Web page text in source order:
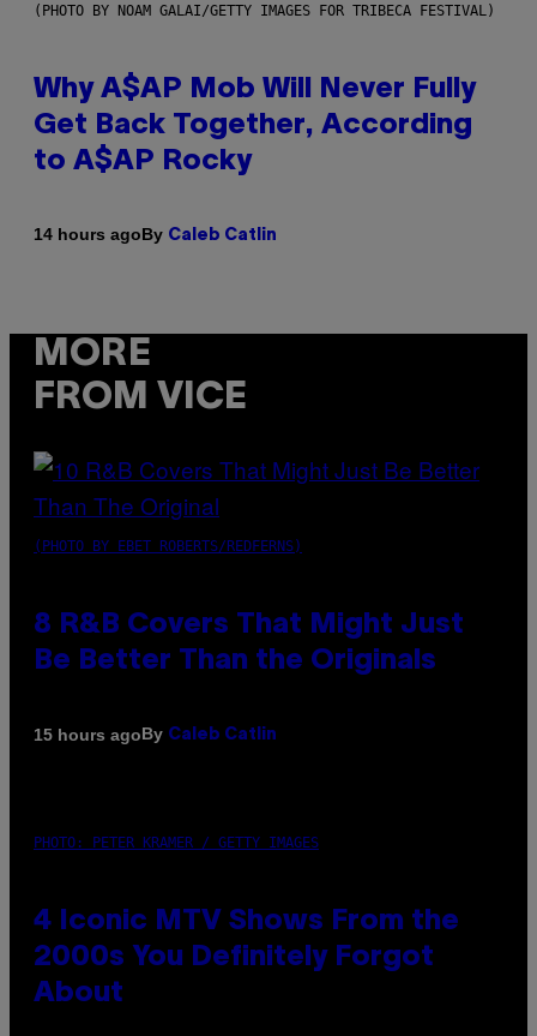
(PHOTO BY NOAM GALAI/GETTY IMAGES FOR TRIBECA FESTIVAL)
Why A$AP Mob Will Never Fully
Get Back Together, According
to A$AP Rocky
14 hours agoBy Caleb Catlin
MORE
FROM VICE
(PHOTO BY EBET ROBERTS/REDFERNS)
8 R&B Covers That Might Just
Be Better Than the Originals
15 hours agoBy Caleb Catlin
PHOTO: PETER KRAMER / GETTY IMAGES
4 Iconic MTV Shows From the
2000s You Definitely Forgot
About